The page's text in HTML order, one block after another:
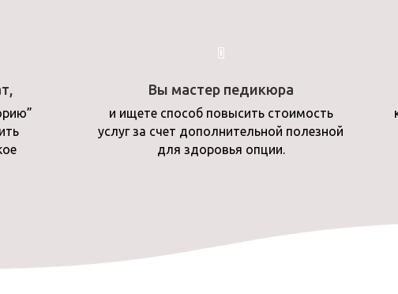
Вы мастер педикюра
и ищете способ повысить стоимость
услуг за счет дополнительной полезной
для здоровья опции.